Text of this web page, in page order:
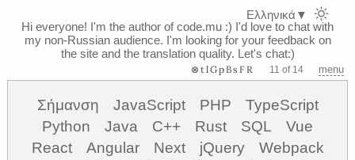
Hi everyone! I'm the author of code.mu :) I'd love to chat with
my non-Russian audience. I'm looking for your feedback on
the site and the translation quality. Let's chat:)
⊗tlGpBsFR 11 of 14 menu
Σήμανση JavaScript PHP
TypeScript
Python
Java C++ Rust SQL
Vue
React
Angular Next jQuery
Webpack
Ελληνικά ▼